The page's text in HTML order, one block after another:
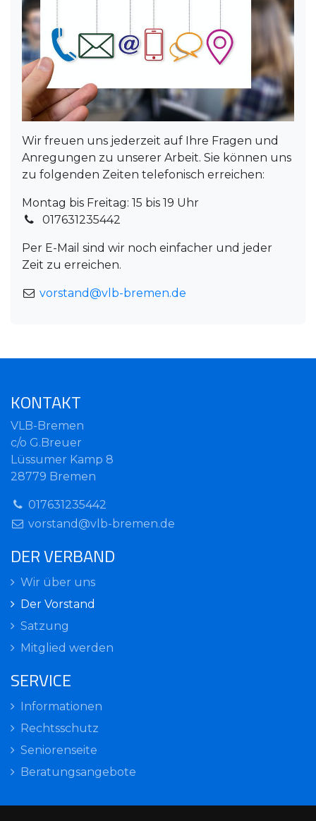
Wir freuen uns jederzeit auf Ihre Fragen und
Anregungen zu unserer Arbeit. Sie können uns
zu folgenden Zeiten telefonisch erreichen:
Montag bis Freitag: 15 bis 19 Uhr
017631235442
Per E-Mail sind wir noch einfacher und jeder
Zeit zu erreichen.
vorstand@vlb-bremen.de
KONTAKT
VLB-Bremen
c/o G.Breuer
Lüssumer Kamp 8
28779 Bremen
017631235442
vorstand@vlb-bremen.de
DER VERBAND
Wir über uns
Der Vorstand
Satzung
Mitglied werden
SERVICE
Informationen
Rechtsschutz
Seniorenseite
Beratungsangebote